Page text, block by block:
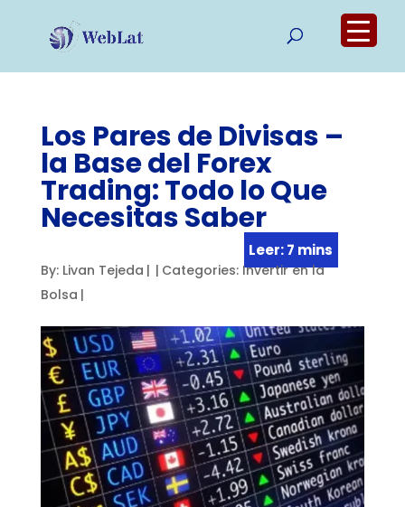
Los Pares de Divisas –
la Base del Forex
Trading: Todo lo Que
Necesitas Saber
By: Livan Tejeda | | Categories: Invertir en la
Bolsa |